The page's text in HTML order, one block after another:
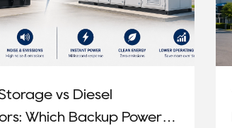
vs Diesel
Which Backup Power